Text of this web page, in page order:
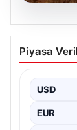
2026:
ve
Piyasa
USD
EUR